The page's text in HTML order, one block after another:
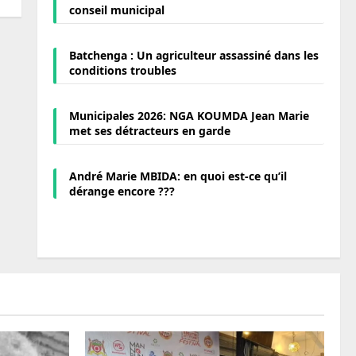
conseil municipal
Batchenga : Un agriculteur assassiné dans les
conditions troubles
Municipales 2026: NGA KOUMDA Jean Marie
met ses détracteurs en garde
André Marie MBIDA: en quoi est-ce qu’il
dérange encore ???